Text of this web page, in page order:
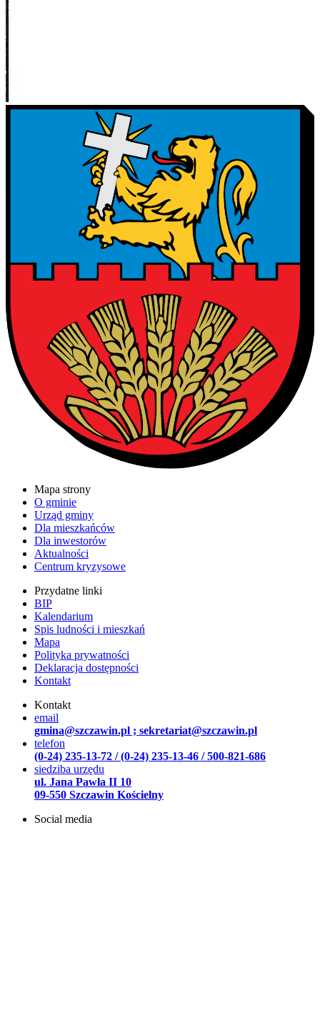
Mapa strony
O gminie
Urząd gminy
Dla mieszkańców
Dla inwestorów
Aktualności
Centrum kryzysowe
Przydatne linki
BIP
Kalendarium
Spis ludności i mieszkań
Mapa
Polityka prywatności
Deklaracja dostępności
Kontakt
Kontakt
email
gmina@szczawin.pl ; sekretariat@szczawin.pl
telefon
(0-24) 235-13-72 / (0-24) 235-13-46 / 500-821-686
siedziba urzędu
ul. Jana Pawła II 10
09-550 Szczawin Kościelny
Social media